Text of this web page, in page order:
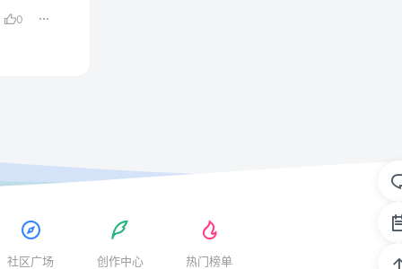
0
社区广场 创作中心 热门榜单